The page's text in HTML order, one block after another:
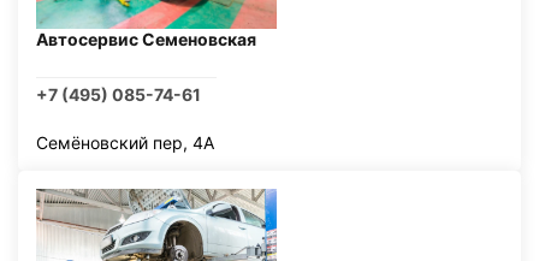
Автосервис Семеновская
+7 (495) 085-74-61
Семёновский пер, 4А